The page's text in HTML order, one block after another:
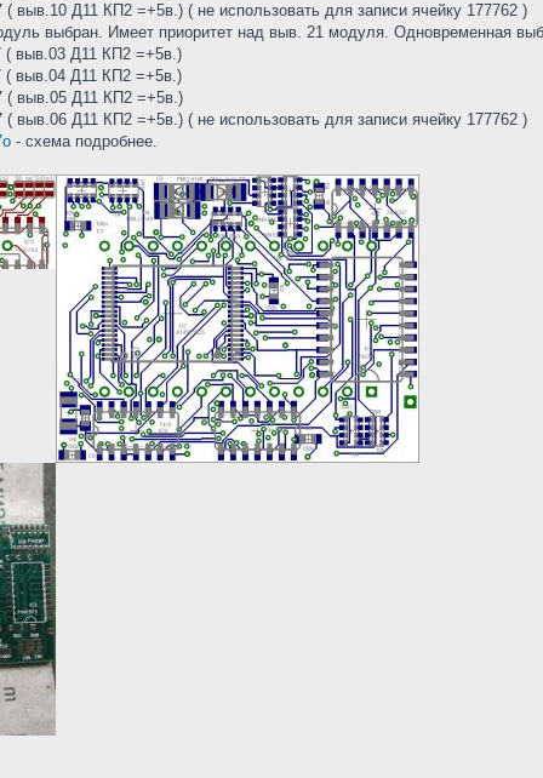
выв.10 Д11 КП2 =+5в.) ( не использовать для записи ячейку 177762 )
выбран. Имеет приоритет над выв. 21 модуля. Одновременная
( выв.03 Д11 КП2 =+5в.)
( выв.04 Д11 КП2 =+5в.)
( выв.05 Д11 КП2 =+5в.)
выв.06 Д11 КП2 =+5в.) ( не использовать для записи ячейку 177762 )
- схема подробнее.